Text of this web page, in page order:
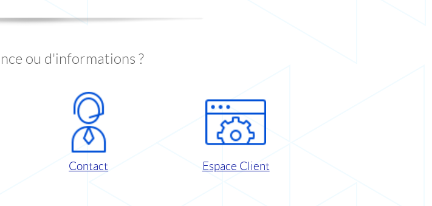
ou d'informations ?
Contact Espace Client